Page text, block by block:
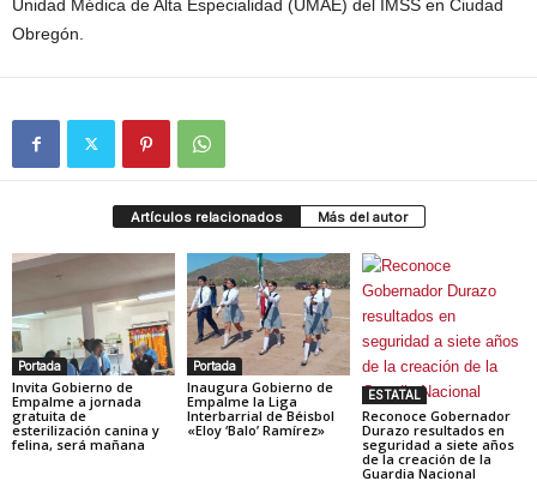
Unidad Médica de Alta Especialidad (UMAE) del IMSS en Ciudad
Obregón.
Artículos relacionados Más del autor
Portada
Invita Gobierno de
Empalme a jornada
gratuita de
esterilización canina y
felina, será mañana
Portada
Inaugura Gobierno de
Empalme la Liga
Interbarrial de Béisbol
«Eloy ‘Balo’ Ramírez»
ESTATAL
Reconoce Gobernador
Durazo resultados en
seguridad a siete años
de la creación de la
Guardia Nacional